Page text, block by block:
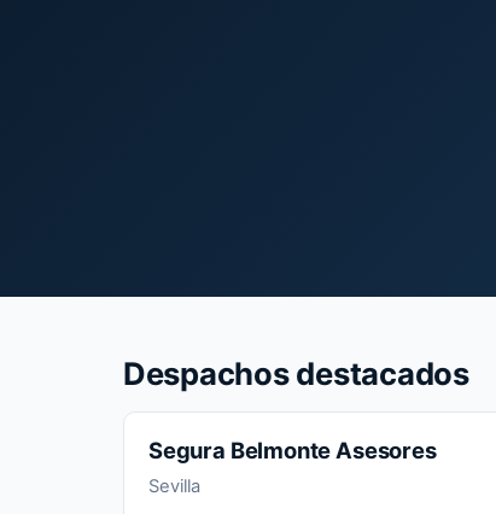
Despachos destacados
Segura Belmonte Asesores
Sevilla